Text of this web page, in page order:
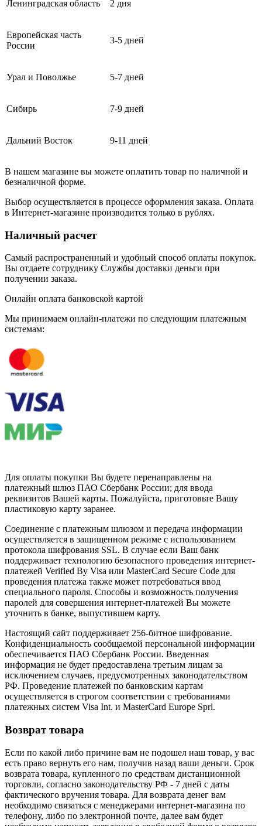
Ленинградская область 2 дня
Европейская часть
России
3-5 дней
Урал и Поволжье 5-7 дней
Сибирь 7-9 дней
Дальний Восток 9-11 дней
В нашем магазине вы можете оплатить товар по наличной и
безналичной форме.
Выбор осуществляется в процессе оформления заказа. Оплата
в Интернет-магазине производится только в рублях.
Наличный расчет
Самый распространенный и удобный способ оплаты покупок.
Вы отдаете сотруднику Службы доставки деньги при
получении заказа.
Онлайн оплата банковской картой
Мы принимаем онлайн-платежи по cледующим платежным
системам:
Для оплаты покупки Вы будете перенаправлены на
платежный шлюз ПАО Сбербанк России; для ввода
реквизитов Вашей карты. Пожалуйста, приготовьте Вашу
пластиковую карту заранее.
Соединение с платежным шлюзом и передача информации
осуществляется в защищенном режиме с использованием
протокола шифрования SSL. В случае если Ваш банк
поддерживает технологию безопасного проведения интернет-
платежей Verified By Visa или MasterCard Secure Code для
проведения платежа также может потребоваться ввод
специального пароля. Способы и возможность получения
паролей для совершения интернет-платежей Вы можете
уточнить в банке, выпустившем карту.
Настоящий сайт поддерживает 256-битное шифрование.
Конфиденциальность сообщаемой персональной информации
обеспечивается ПАО Сбербанк России. Введенная
информация не будет предоставлена третьим лицам за
исключением случаев, предусмотренных законодательством
РФ. Проведение платежей по банковским картам
осуществляется в строгом соответствии с требованиями
платежных систем Visa Int. и MasterCard Europe Sprl.
Возврат товара
Если по какой либо причине вам не подошел наш товар, у вас
есть право вернуть его нам, получив назад ваши деньги. Срок
возврата товара, купленного по средствам дистанционной
торговли, согласно законодательству РФ - 7 дней с даты
фактического вручения товара. Для возврата денег вам
необходимо связаться с менеджерами интернет-магазина по
телефону, либо по электронной почте, далее вам будет